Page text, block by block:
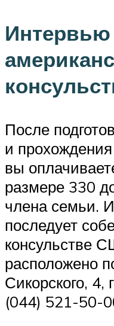
После
и
вы
размере 330
члена семьи.
последует
консульстве
расположено
Сикорского, 4,
(044) 521-50-